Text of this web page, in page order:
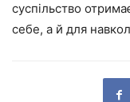
суспільство
себе, а й для